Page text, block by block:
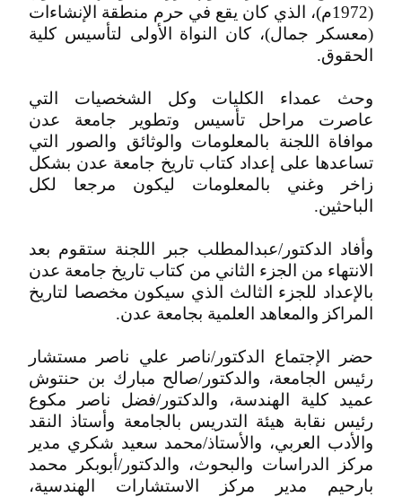
(1972م)، الذي كان يقع في حرم منطقة الإنشاءات
(معسكر جمال)، كان النواة الأولى لتأسيس كلية
الحقوق.
وحث عمداء الكليات وكل الشخصيات التي
عاصرت مراحل تأسيس وتطوير جامعة عدن
موافاة اللجنة بالمعلومات والوثائق والصور التي
تساعدها على إعداد كتاب تاريخ جامعة عدن بشكل
زاخر وغني بالمعلومات ليكون مرجعا لكل
الباحثين.
وأفاد الدكتور/عبدالمطلب جبر اللجنة ستقوم بعد
الانتهاء من الجزء الثاني من كتاب تاريخ جامعة عدن
بالإعداد للجزء الثالث الذي سيكون مخصصا لتاريخ
المراكز والمعاهد العلمية بجامعة عدن.
حضر الإجتماع الدكتور/ناصر علي ناصر مستشار
رئيس الجامعة، والدكتور/صالح مبارك بن حنتوش
عميد كلية الهندسة، والدكتور/فضل ناصر مكوع
رئيس نقابة هيئة التدريس بالجامعة وأستاذ النقد
والأدب العربي، والأستاذ/محمد سعيد شكري مدير
مركز الدراسات والبحوث، والدكتور/أبوبكر محمد
بارحيم مدير مركز الاستشارات الهندسية،